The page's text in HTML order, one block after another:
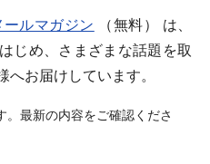
ールマガジン （無料） は、
じめ、さまざまな話題を取
へお届けしています。
最新の内容をご確認くださ